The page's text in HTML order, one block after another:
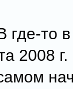
где-то
2008